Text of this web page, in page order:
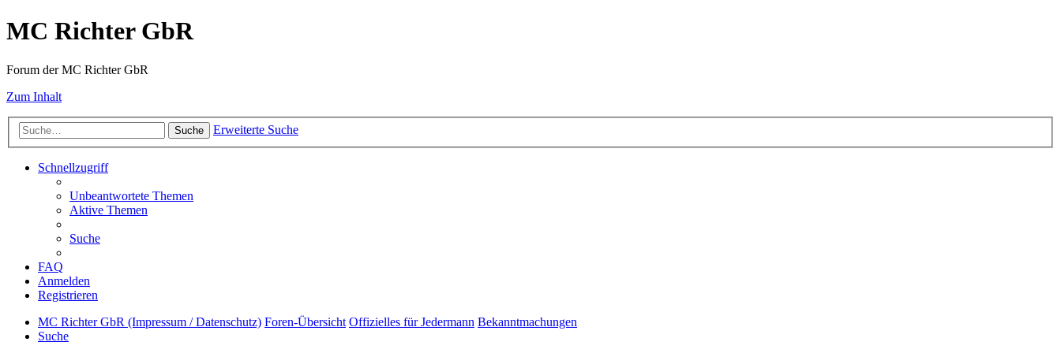
MC Richter GbR
Forum der MC Richter GbR
Zum Inhalt
Suche Erweiterte Suche
Schnellzugriff
Unbeantwortete Themen
Aktive Themen
Suche
FAQ
Anmelden
Registrieren
MC Richter GbR (Impressum / Datenschutz) Foren-Übersicht Offizielles für Jedermann Bekanntmachungen
Suche